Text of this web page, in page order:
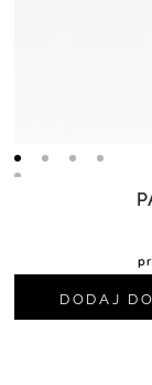
DODAJ